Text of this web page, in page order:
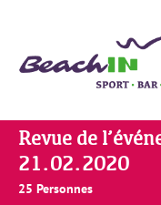
BeachIN
Bar & Hotel
Skip
to
Revue de
21.02.2020
25 Personnes